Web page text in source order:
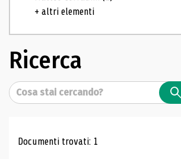
+ altri elementi
Ricerca
Cerca
Risultati di ricerca
Documenti trovati: 1